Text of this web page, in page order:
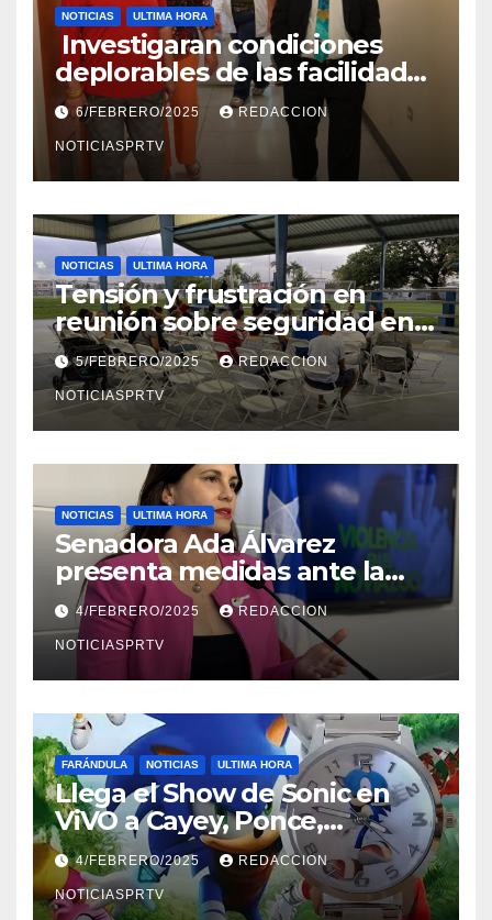
NOTICIAS ULTIMA HORA
Investigaran condiciones
deplorables de las facilidades
el Departamento de la Salud
en Mayagüez
6/FEBRERO/2025 REDACCION
NOTICIASPRTV
NOTICIAS ULTIMA HORA
Tensión y frustración en
reunión sobre seguridad en
Reparto Metropolitano
5/FEBRERO/2025 REDACCION
NOTICIASPRTV
NOTICIAS ULTIMA HORA
Senadora Ada Álvarez
presenta medidas ante la
violencia en el noviazgo
4/FEBRERO/2025 REDACCION
NOTICIASPRTV
FARÁNDULA NOTICIAS ULTIMA HORA
Llega el Show de Sonic en
ViVO a Cayey, Ponce,
Barceloneta y Humacao,
Relojes gratis para el que
compre ahora….
4/FEBRERO/2025 REDACCION
NOTICIASPRTV